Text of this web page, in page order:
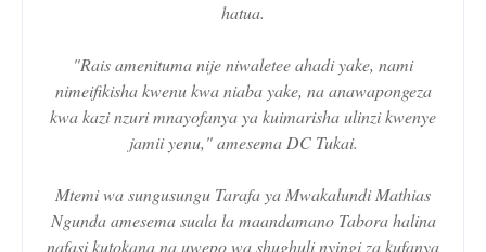
hatua.
"Rais amenituma nije niwaletee ahadi yake, nami
nimeifikisha kwenu kwa niaba yake, na anawapongeza
kwa kazi nzuri mnayofanya ya kuimarisha ulinzi kwenye
jamii yenu," amesema DC Tukai.
Mtemi wa sungusungu Tarafa ya Mwakalundi Mathias
Ngunda amesema suala la maandamano Tabora halina
nafasi kutokana na uwepo wa shughuli nyingi za kufanya